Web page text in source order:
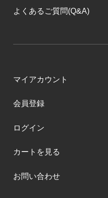
よくあるご質問(Q&A)
マイアカウント
会員登録
ログイン
カートを見る
お問い合わせ